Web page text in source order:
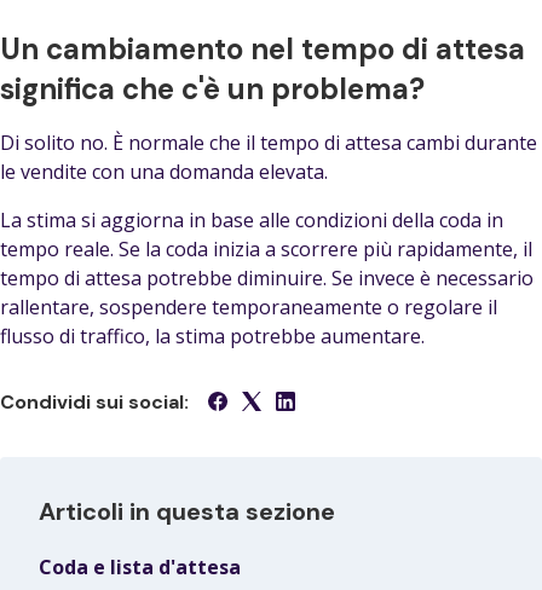
Un cambiamento nel tempo di attesa
significa che c'è un problema?
Di solito no. È normale che il tempo di attesa cambi durante
le vendite con una domanda elevata.
La stima si aggiorna in base alle condizioni della coda in
tempo reale. Se la coda inizia a scorrere più rapidamente, il
tempo di attesa potrebbe diminuire. Se invece è necessario
rallentare, sospendere temporaneamente o regolare il
flusso di traffico, la stima potrebbe aumentare.
Condividi sui social:
Articoli in questa sezione
Coda e lista d'attesa